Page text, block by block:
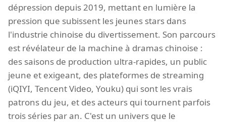
dépression depuis 2019, mettant en lumière la
pression que subissent les jeunes stars dans
l'industrie chinoise du divertissement. Son parcours
est révélateur de la machine à dramas chinoise :
des saisons de production ultra-rapides, un public
jeune et exigeant, des plateformes de streaming
(iQIYI, Tencent Video, Youku) qui sont les vrais
patrons du jeu, et des acteurs qui tournent parfois
trois séries par an. C'est un univers que le